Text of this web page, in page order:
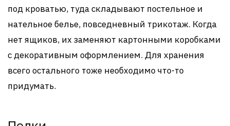
под кроватью, туда складывают постельное и
нательное белье, повседневный трикотаж. Когда
нет ящиков, их заменяют картонными коробками
с декоративным оформлением. Для хранения
всего остального тоже необходимо что-то
придумать.